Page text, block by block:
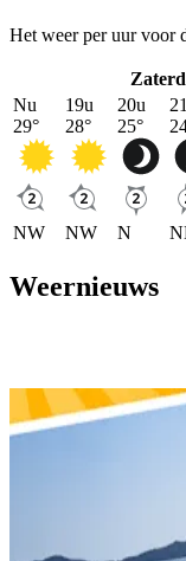
Het weer per uur voor
Nu
29°
NW
19u
28°
NW
20u
25°
N
Weernieuws